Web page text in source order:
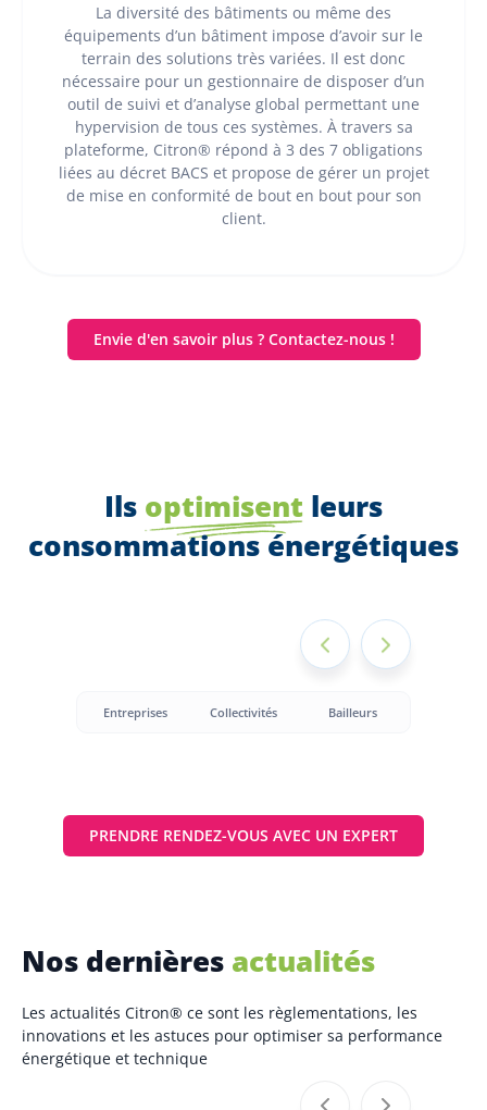
La diversité des bâtiments ou même des
équipements d’un bâtiment impose d’avoir sur le
terrain des solutions très variées. Il est donc
nécessaire pour un gestionnaire de disposer d’un
outil de suivi et d’analyse global permettant une
hypervision de tous ces systèmes. À travers sa
plateforme, Citron® répond à 3 des 7 obligations
liées au décret BACS et propose de gérer un projet
de mise en conformité de bout en bout pour son
client.
Envie d'en savoir plus ? Contactez-nous !
Ils optimisent leurs
consommations énergétiques
Entreprises Collectivités Bailleurs
PRENDRE RENDEZ-VOUS AVEC UN EXPERT
Nos dernières actualités
Les actualités Citron® ce sont les règlementations, les
innovations et les astuces pour optimiser sa performance
énergétique et technique